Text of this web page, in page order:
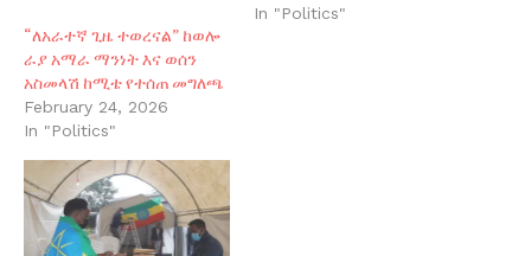
“ለአራተኛ ጊዜ ተወረናል” ከወሎ
ራያ አማራ ማንነት እና ወሰን
አስመላሽ ከሚቴ የተሰጠ መግለጫ
February 24, 2026
In "Politics"
In "Politics"